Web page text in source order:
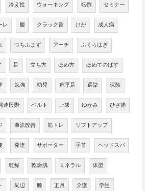
冷え性 ウォーキング 転倒 セミナー
レ 腰 クラック音 けが 成人病
つちふまず アーチ ふくらはぎ
足 立ち方 ほめ方 ほめてのばす
勉強 幼児 扁平足 選挙 保険
達段階 ベルト 上級 ゆがみ ひざ痛
血流改善 筋トレ リフトアップ
発達 サポーター 手首 ヘッドスパ
乾燥 乾燥肌 ミネラル 体型
周辺 膝 正月 介護 学生